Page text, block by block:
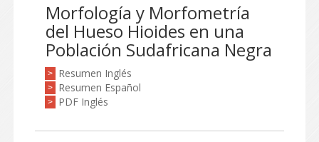
Morfología y Morfometría
del Hueso Hioides en una
Población Sudafricana Negra
> Resumen Inglés
> Resumen Español
> PDF Inglés